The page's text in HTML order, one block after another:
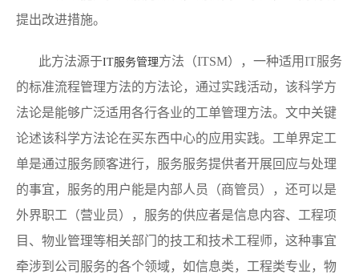
提出改进措施。
此方法源于IT服务管理方法（ITSM），一种适用IT服务
的标准流程管理方法的方法论，通过实践活动，该科学方
法论是能够广泛适用各行各业的工单管理方法。文中关键
论述该科学方法论在买东西中心的应用实践。工单界定工
单是通过服务顾客进行，服务服务提供者开展回应与处理
的事宜，服务的用户能是内部人员（商管员），还可以是
外界职工（营业员），服务的供应者是信息内容、工程项
目、物业管理等相关部门的技工和技术工程师，这种事宜
牵涉到公司服务的各个领域，如信息类，工程类专业，物